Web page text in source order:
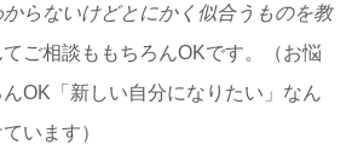
からないけどとにかく似合うものを教
てご相談ももちろんOKです。（お悩
OK「新しい自分になりたい」なん
います）